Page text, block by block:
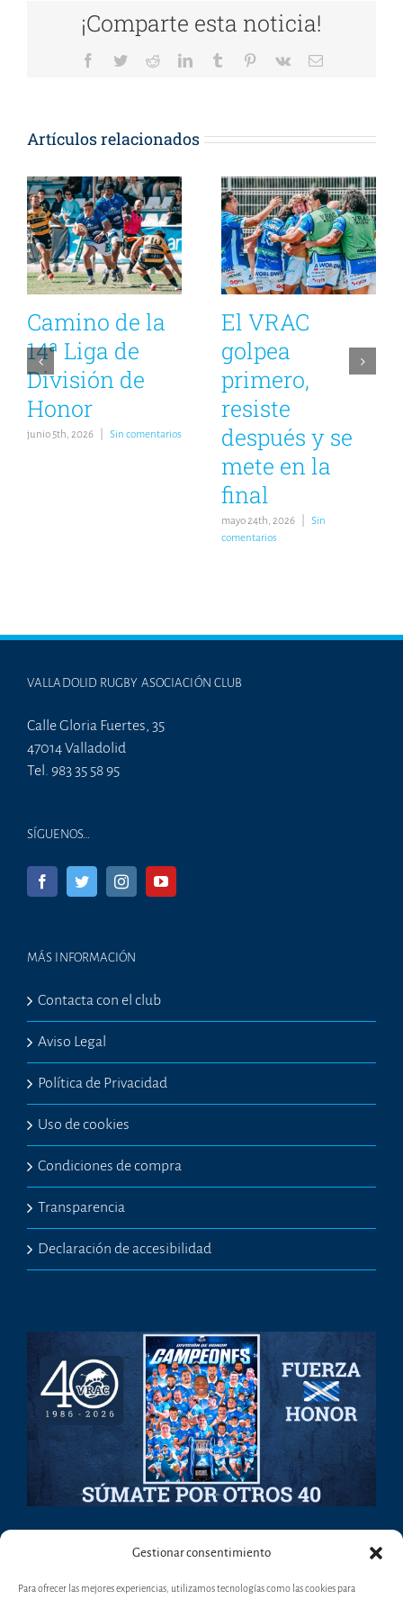
Gestionar consentimiento
Para ofrecer las mejores experiencias, utilizamos tecnologías como las cookies para
¡Comparte esta noticia!
Facebook
TwitterRedditLinkedInTumblr Pinterest
Vk
Correo
Artículos relacionados
Camino de la
14ª Liga de
División de
Honor
junio 5th, 2026 Sin comentarios
El VRAC
golpea
primero,
resiste
después y se
mete en la
final
mayo 24th, 2026
Sin
comentarios
VALLADOLID RUGBY ASOCIACIÓN CLUB
Calle Gloria Fuertes, 35
47014 Valladolid
Tel. 983 35 58 95
SÍGUENOS…
MÁS INFORMACIÓN
Contacta con el club
Aviso Legal
Política de Privacidad
Uso de cookies
Condiciones de compra
Transparencia
Declaración de accesibilidad